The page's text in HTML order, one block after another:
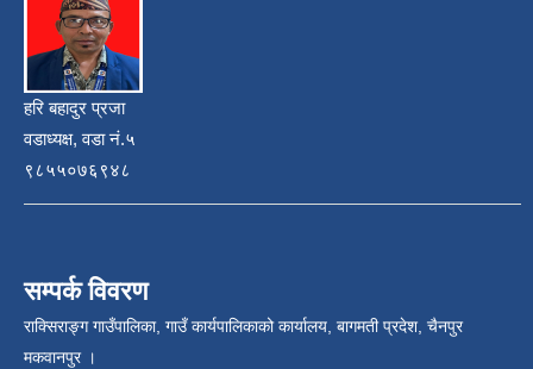
हरि बहादुर प्रजा
वडाध्यक्ष, वडा नं.५
९८५५०७६९४८
सम्पर्क विवरण
राक्सिराङ्ग गाउँपालिका, गाउँ कार्यपालिकाको कार्यालय, बागमती प्रदेश, चैनपुर
मकवानपुर ।